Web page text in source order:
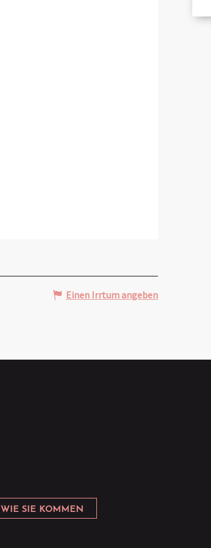
Einen Irrtum angeben
WIE SIE KOMMEN